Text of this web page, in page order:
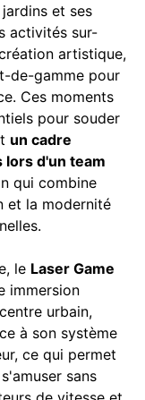
et ses
activités sur-
artistique,
de-gamme pour
Ces moments
pour souder
un cadre
lors d'un team
qui combine
et la modernité
le Laser Game
immersion
urbain,
à son système
ce qui permet
sans